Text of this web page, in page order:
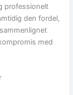
professionelt
den fordel,
med